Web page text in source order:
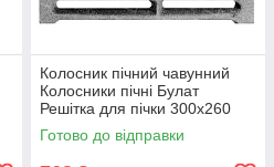
Колосник пічний чавунний
Колосники пічні Булат
Решітка для пічки 300х260
мм Колосникові решітки
Готово до відправки